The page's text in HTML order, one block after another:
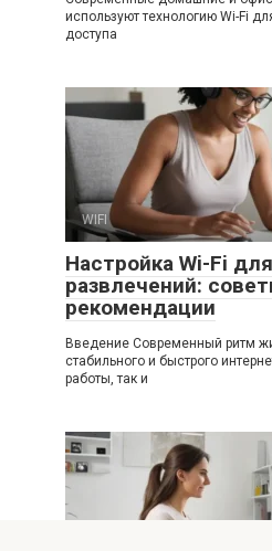
используют технологию Wi-Fi
доступа
WIFI
Настройка Wi-Fi
развлечений:
рекомендации
Введение Современный ритм
стабильного и быстрого
работы, так и